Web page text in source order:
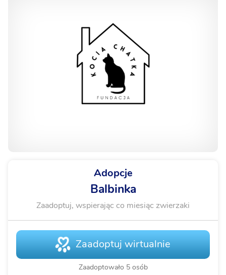
Adopcje
Balbinka
Zaadoptuj, wspierając co miesiąc zwierzaki
Zaadoptuj wirtualnie
Zaadoptowało 5 osób